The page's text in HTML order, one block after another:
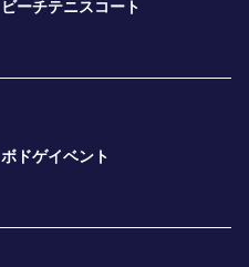
ビーチテニスコート
ボドゲイベント